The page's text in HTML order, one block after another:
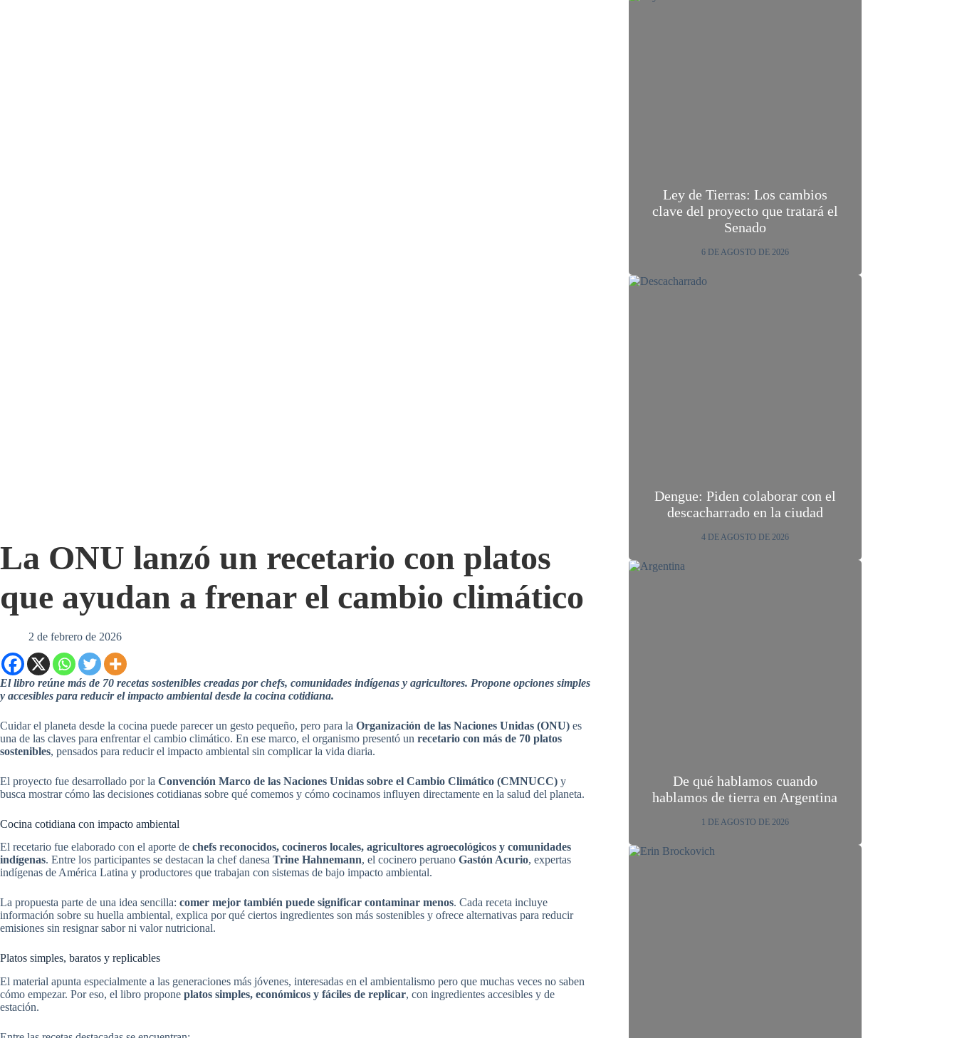
La ONU lanzó un recetario con platos
que ayudan a frenar el cambio climático
2 de febrero de 2026
El libro reúne más de 70 recetas sostenibles creadas por chefs, comunidades indígenas y agricultores. Propone opciones simples
y accesibles para reducir el impacto ambiental desde la cocina cotidiana.
Cuidar el planeta desde la cocina puede parecer un gesto pequeño, pero para la Organización de las Naciones Unidas (ONU) es
una de las claves para enfrentar el cambio climático. En ese marco, el organismo presentó un recetario con más de 70 platos
sostenibles, pensados para reducir el impacto ambiental sin complicar la vida diaria.
El proyecto fue desarrollado por la Convención Marco de las Naciones Unidas sobre el Cambio Climático (CMNUCC) y
busca mostrar cómo las decisiones cotidianas sobre qué comemos y cómo cocinamos influyen directamente en la salud del planeta.
Cocina cotidiana con impacto ambiental
El recetario fue elaborado con el aporte de chefs reconocidos, cocineros locales, agricultores agroecológicos y comunidades
indígenas. Entre los participantes se destacan la chef danesa Trine Hahnemann, el cocinero peruano Gastón Acurio, expertas
indígenas de América Latina y productores que trabajan con sistemas de bajo impacto ambiental.
La propuesta parte de una idea sencilla: comer mejor también puede significar contaminar menos. Cada receta incluye
información sobre su huella ambiental, explica por qué ciertos ingredientes son más sostenibles y ofrece alternativas para reducir
emisiones sin resignar sabor ni valor nutricional.
Platos simples, baratos y replicables
El material apunta especialmente a las generaciones más jóvenes, interesadas en el ambientalismo pero que muchas veces no saben
cómo empezar. Por eso, el libro propone platos simples, económicos y fáciles de replicar, con ingredientes accesibles y de
estación.
Ley de Tierras: Los cambios
clave del proyecto que tratará el
Senado
6 DE AGOSTO DE 2026
Dengue: Piden colaborar con el
descacharrado en la ciudad
4 DE AGOSTO DE 2026
De qué hablamos cuando
hablamos de tierra en Argentina
1 DE AGOSTO DE 2026